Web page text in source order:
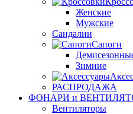
Женские
Мужские
Сандалии
Сапоги
Зимние
РАСПРОДАЖА
ФОНАРИ и
Вентиляторы